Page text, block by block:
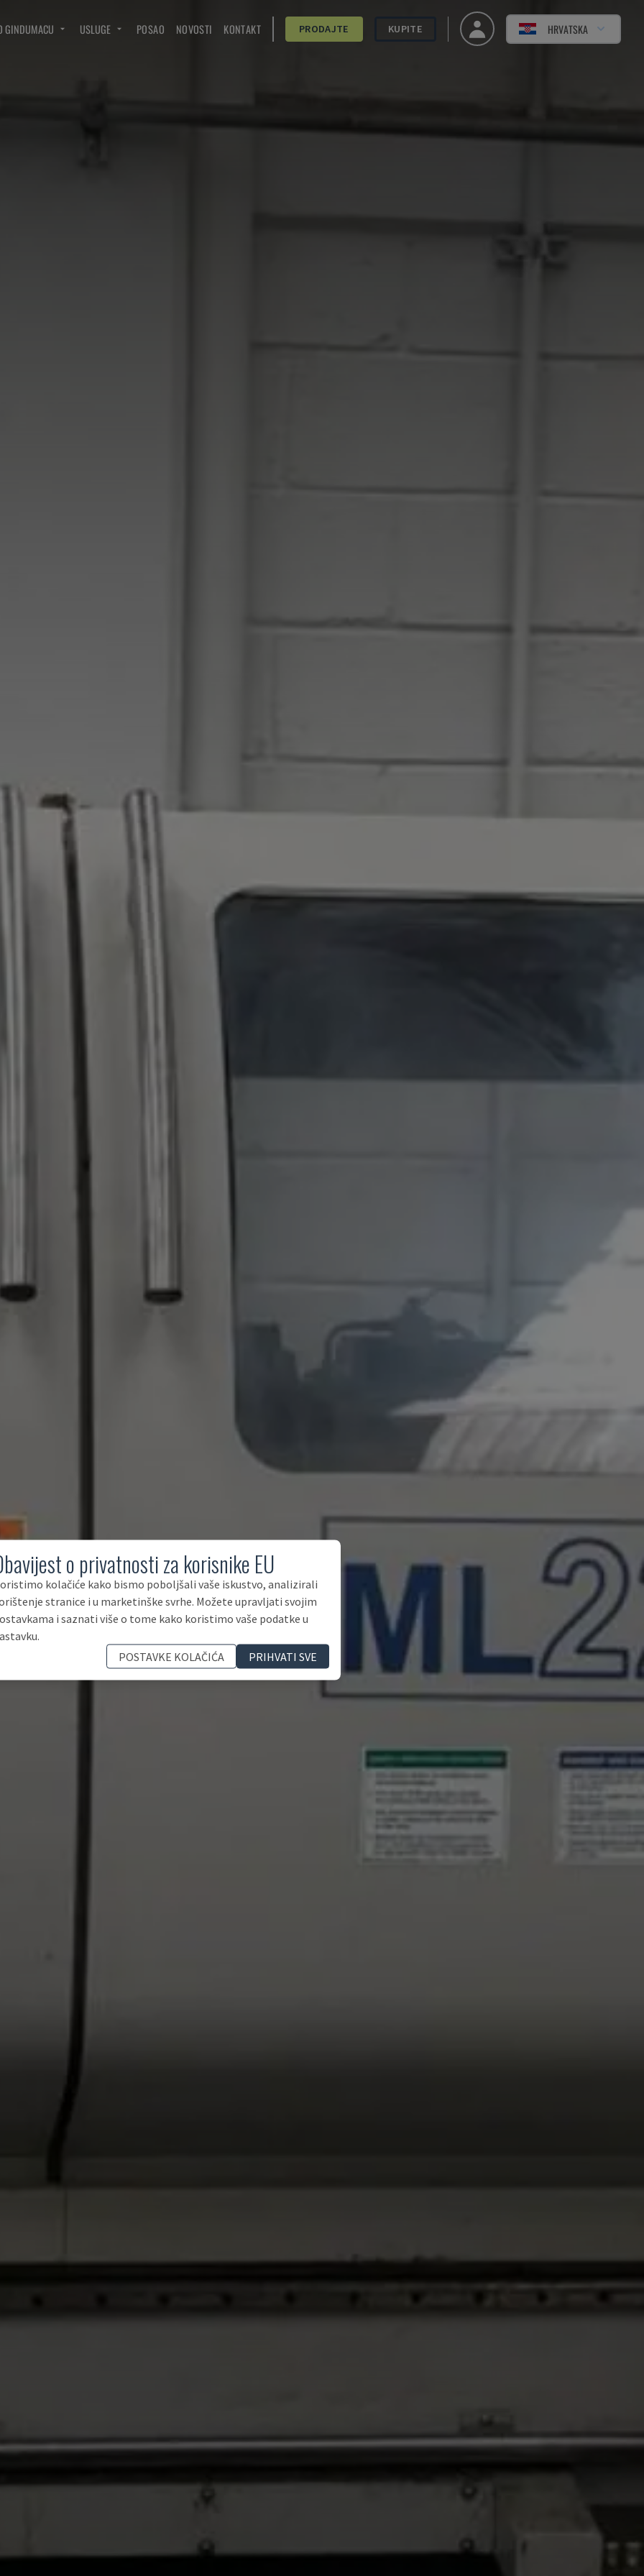
GINDUMACU USLUGE POSAO NOVOSTI KONTAKT PRODAJTE KUPITE HRVATSKA
o privatnosti za korisnike EU
kolačiće kako bismo poboljšali vaše iskustvo, analizirali
stranice i u marketinške svrhe. Možete upravljati svojim
i saznati više o tome kako koristimo vaše podatke u
POSTAVKE KOLAČIĆA
PRIHVATI SVE